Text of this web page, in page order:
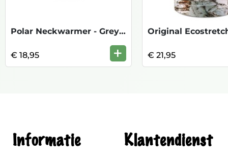
Polar Neckwarmer - Grey Heather
€ 18,95 + € 21,95
Informatie Klantendienst